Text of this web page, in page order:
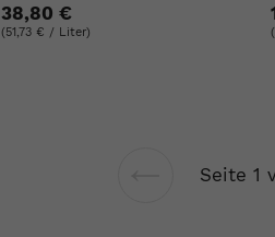
38,80 €
(51,73 € / Liter)
Vorherige
Seite 1